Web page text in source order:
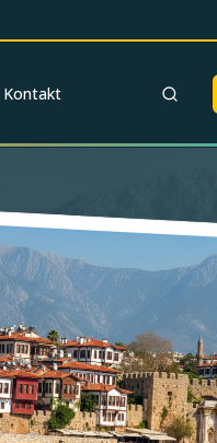
Kontakt